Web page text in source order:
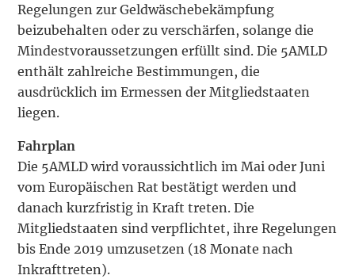
Regelungen zur Geldwäschebekämpfung
beizubehalten oder zu verschärfen, solange die
Mindestvoraussetzungen erfüllt sind. Die 5AMLD
enthält zahlreiche Bestimmungen, die
ausdrücklich im Ermessen der Mitgliedstaaten
liegen.
Fahrplan
Die 5AMLD wird voraussichtlich im Mai oder Juni
vom Europäischen Rat bestätigt werden und
danach kurzfristig in Kraft treten. Die
Mitgliedstaaten sind verpflichtet, ihre Regelungen
bis Ende 2019 umzusetzen (18 Monate nach
Inkrafttreten).